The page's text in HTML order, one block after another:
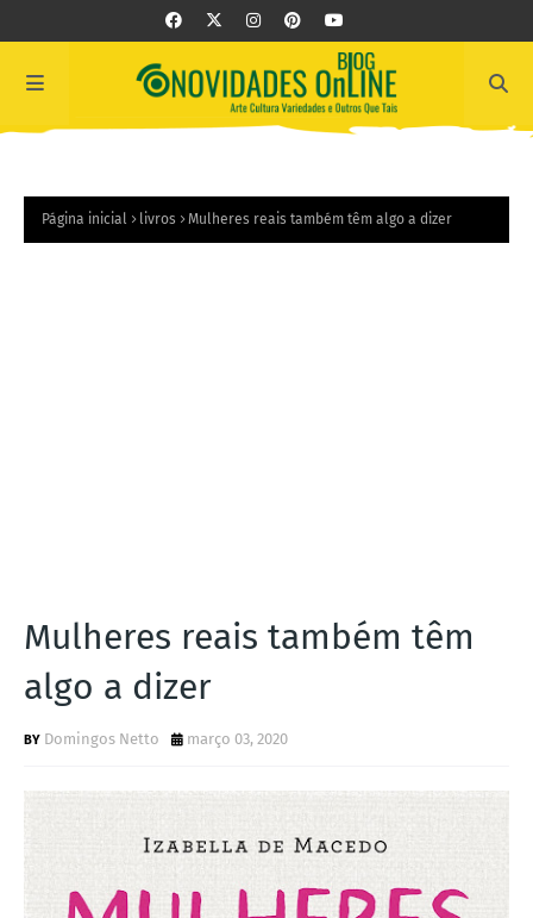
Página inicial livros Mulheres reais também têm algo a dizer
Mulheres reais também têm
algo a dizer
Domingos Netto março 03, 2020